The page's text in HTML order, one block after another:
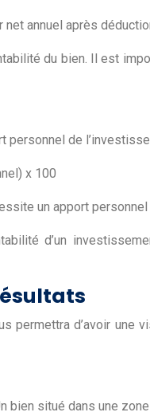
annuel après
du bien. Il est
personnel de
x 100
un apport
d’un
permettra d’avoir
bien situé dans une